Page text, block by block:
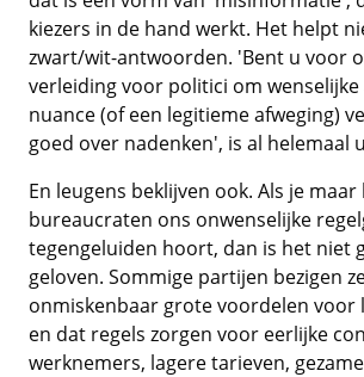
kiezers in de hand werkt. Het helpt
zwart/wit-antwoorden. 'Bent u voor
verleiding voor politici om
nuance (of een legitieme afweging)
goed over nadenken', is al helemaal
En leugens beklijven ook. Als je
bureaucraten ons onwenselijke
tegengeluiden hoort, dan is het niet
geloven. Sommige partijen bezigen
onmiskenbaar grote voordelen voor
en dat regels zorgen voor eerlijke
werknemers, lagere tarieven,